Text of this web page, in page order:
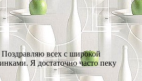
всех с широкой
Я достаточно часто пеку